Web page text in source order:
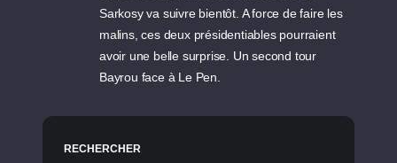
Sarkosy va suivre bientôt. A force de faire les
malins, ces deux présidentiables pourraient
avoir une belle surprise. Un second tour
Bayrou face à Le Pen.
RECHERCHER